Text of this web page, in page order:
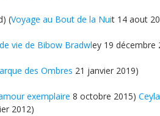
(Voyage au Bout de la Nuit 14 aout
vie de Bibow Bradwley 19 décembre
des Ombres 21 janvier 2019)
exemplaire 8 octobre 2015)
2012)